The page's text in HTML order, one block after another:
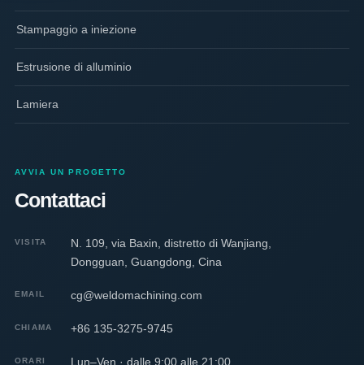
Stampaggio a iniezione
Estrusione di alluminio
Lamiera
AVVIA UN PROGETTO
Contattaci
VISITA
N. 109, via Baxin, distretto di Wanjiang,
Dongguan, Guangdong, Cina
EMAIL cg@weldomachining.com
CHIAMA +86 135-3275-9745
ORARI Lun–Ven · dalle 9:00 alle 21:00